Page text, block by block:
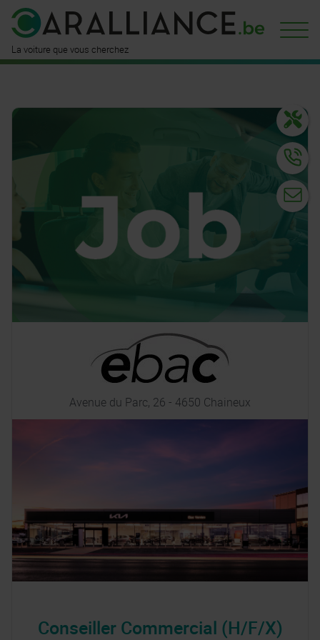
La voiture que vous cherchez
n'attendque vous
Avenue du Parc, 26 - 4650 Chaineux
Conseiller Commercial (H/F/X)